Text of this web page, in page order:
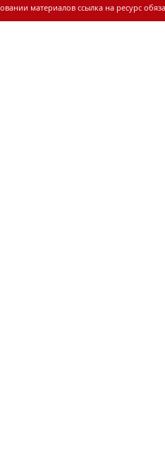
материалов ссылка на ресурс